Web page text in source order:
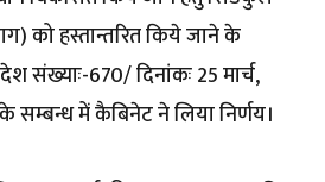
को हस्तान्तरित किये जाने के
संख्याः-670/ दिनांकः 25 मार्च,
में कैबिनेट ने लिया निर्णय।